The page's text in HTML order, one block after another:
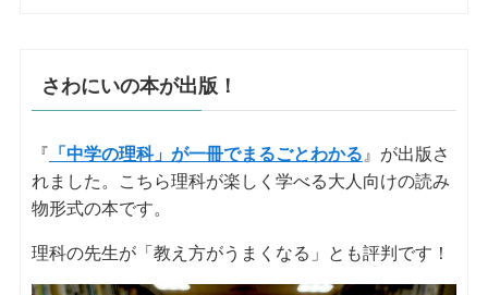
さわにいの本が出版！
『 「中学の理科」が一冊でまるごとわかる 』が出版さ
れました。こちら理科が楽しく学べる大人向けの読み
物形式の本です。
理科の先生が「教え方がうまくなる」とも評判です！